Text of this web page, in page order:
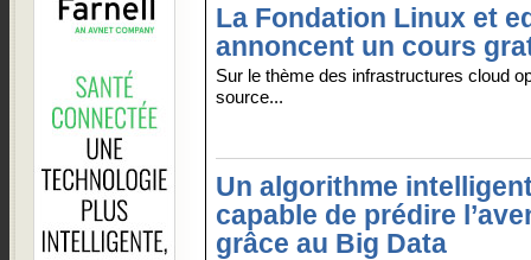
La Fondation Linux et
annoncent un cours
Sur le thème des infrastructures cloud
source...
Un algorithme
capable de prédire
grâce au Big Data